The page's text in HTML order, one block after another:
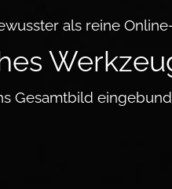
als reine
Ge­samt­bild